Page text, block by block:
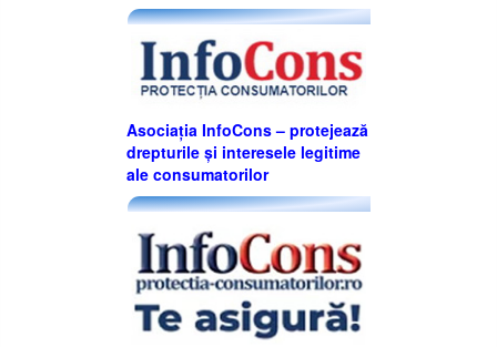
Asociația InfoCons – protejează
drepturile și interesele legitime
ale consumatorilor